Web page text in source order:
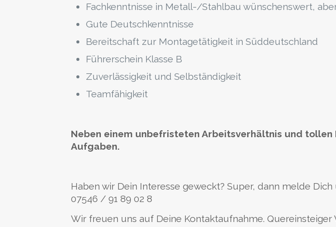
Fachkenntnisse in Metall-/Stahlbau wünschenswert,
Gute Deutschkenntnisse
Bereitschaft zur Montagetätigkeit in Süddeutschland
Führerschein Klasse B
Zuverlässigkeit und Selbständigkeit
Teamfähigkeit
Neben einem unbefristeten Arbeitsverhältnis und
Aufgaben.
Haben wir Dein Interesse geweckt? Super, dann melde
07546 / 91 89 02 8
Wir freuen uns auf Deine Kontaktaufnahme. Quereinsteiger